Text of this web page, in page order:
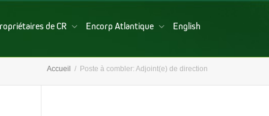
de CR Encorp Atlantique English
Accueil Poste à combler: Adjoint(e) de direction